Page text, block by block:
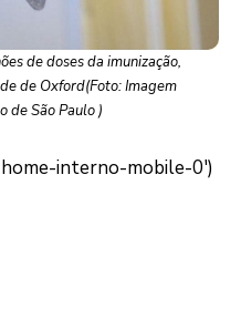
de doses da imunização,
de Oxford(Foto: Imagem
de São Paulo )